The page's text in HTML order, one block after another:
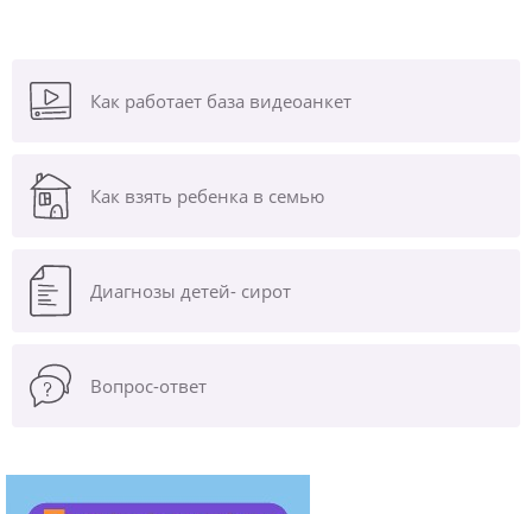
Как работает база видеоанкет
Как взять ребенка в семью
Диагнозы детей- сирот
Вопрос-ответ